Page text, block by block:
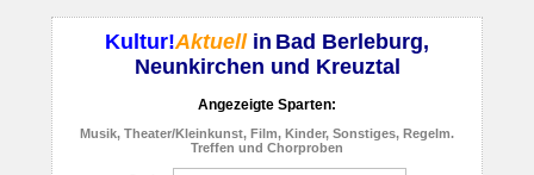
Kultur!Aktuellin Bad Berleburg,
Neunkirchen und Kreuztal
Angezeigte Sparten:
Musik, Theater/Kleinkunst, Film, Kinder, Sonstiges, Regelm.
Treffen und Chorproben